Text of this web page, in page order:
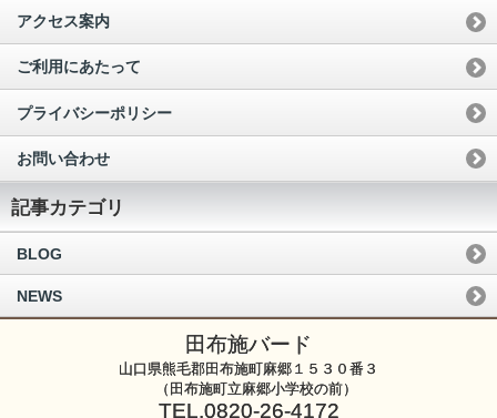
アクセス案内
ご利用にあたって
プライバシーポリシー
お問い合わせ
記事カテゴリ
BLOG
NEWS
田布施バード
山口県熊毛郡田布施町麻郷１５３０番３
（田布施町立麻郷小学校の前）
TEL.0820-26-4172